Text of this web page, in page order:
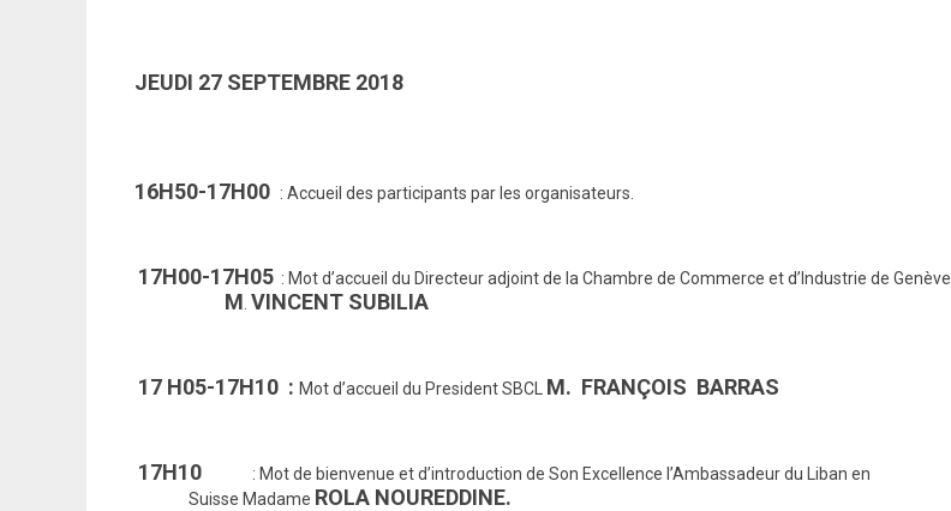
JEUDI 27 SEPTEMBRE 2018
16H50-17H00 : Accueil des participants par les organisateurs.
17H00-17H05 : Mot d’accueil du Directeur adjoint de la Chambre de Commerce et d’Industrie de Genève
M VINCENT SUBILIA
17 H05-17H10 : Mot d’accueil du President SBCL M. FRANÇOIS BARRAS
17H10 : Mot de bienvenue et d’introduction de Son Excellence l’Ambassadeur du Liban en
Suisse Madame ROLA NOUREDDINE.